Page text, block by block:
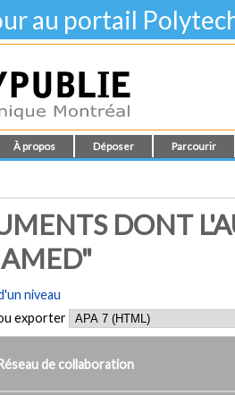
au portail
À propos Déposer Parcourir
DONT
niveau
exporter
de collaboration